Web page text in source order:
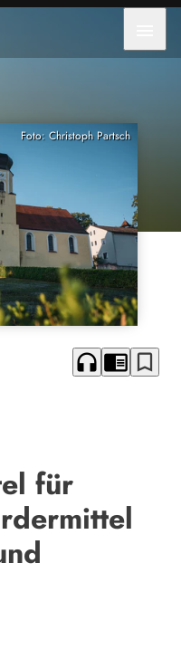
Foto: Christoph Partsch
headphones chrome_reader_mode bookmark_border
für